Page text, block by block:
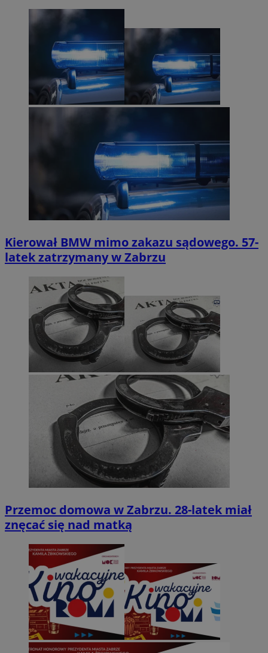
Kierował BMW mimo zakazu sądowego. 57-
latek zatrzymany w Zabrzu
Przemoc domowa w Zabrzu. 28-latek miał
znęcać się nad matką